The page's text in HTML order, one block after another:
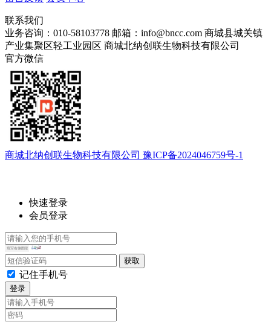
联系我们
业务咨询：010-58103778 邮箱：info@bncc.com 商城县城关镇
产业集聚区轻工业园区 商城北纳创联生物科技有限公司
官方微信
商城北纳创联生物科技有限公司 豫ICP备2024046759号-1
快速登录
会员登录
记住手机号
登录